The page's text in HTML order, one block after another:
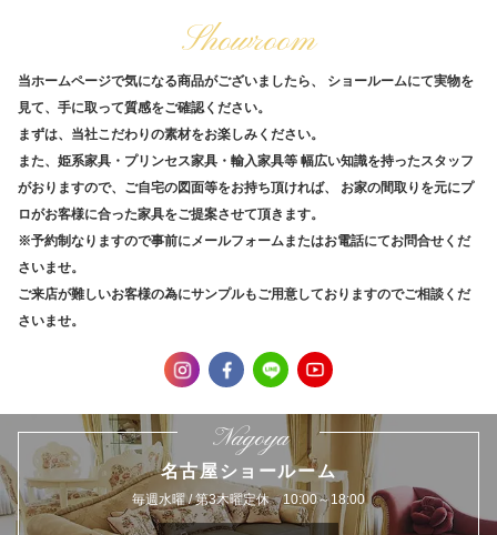
Showroom
当ホームページで気になる商品がございましたら、
ショールームにて実物を
見て、手に取って質感をご確認ください。
まずは、当社こだわりの素材をお楽しみください。
また、姫系家具・プリンセス家具・輸入家具等 幅広い知識を持ったスタッフ
がおりますので、ご自宅の図面等をお持ち頂ければ、
お家の間取りを元にプ
ロがお客様に合った家具をご提案させて頂きます。
※予約制なりますので事前にメールフォームまたはお電話にてお問合せくだ
さいませ。
ご来店が難しいお客様の為にサンプルもご用意しておりますのでご相談くだ
さいませ。
Nagoya
名古屋ショールーム
毎週水曜 / 第3木曜定休 10:00～18:00